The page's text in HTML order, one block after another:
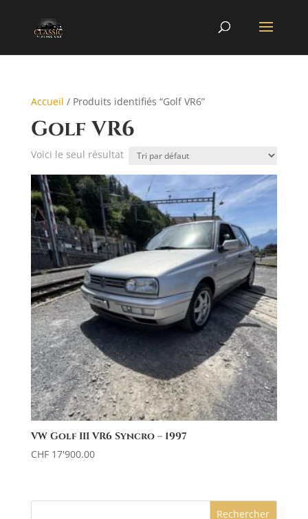
Accueil / Produits identifiés “Golf VR6”
Golf VR6
Voici le seul résultat
VW Golf III VR6 Syncro – 1997
CHF17'900.00
Rechercher